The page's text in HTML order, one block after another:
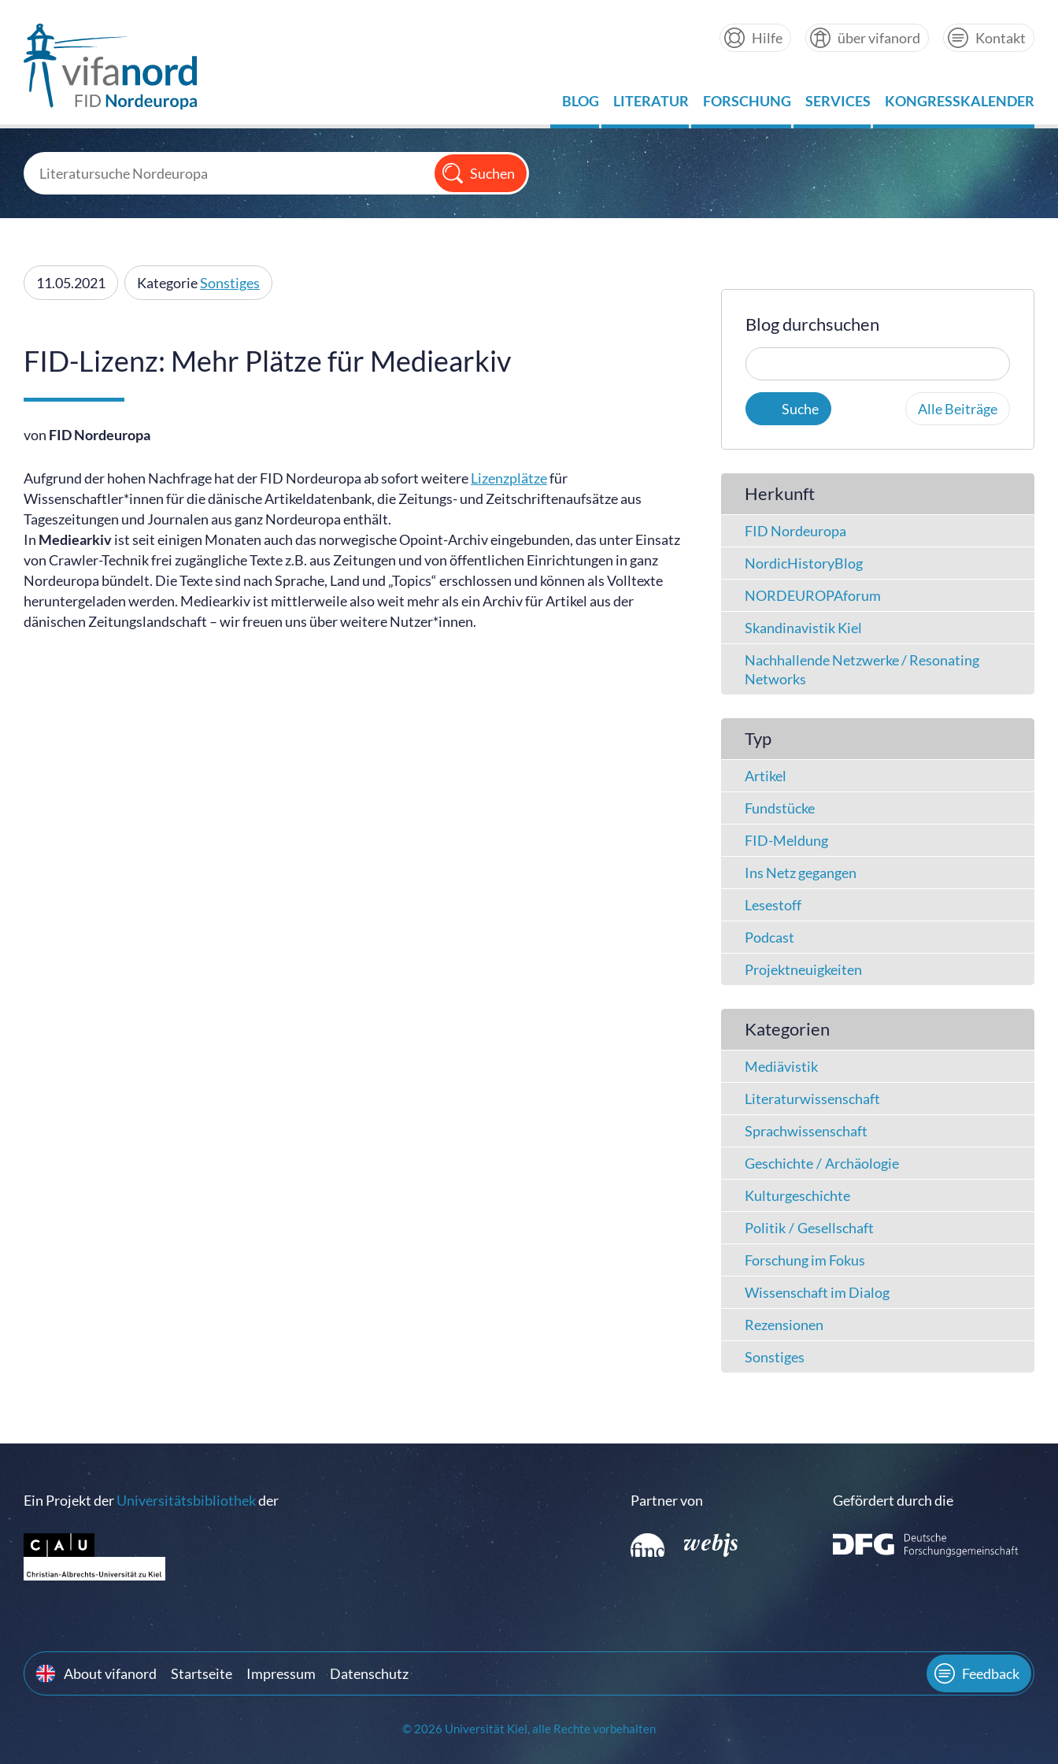
Hilfe über vifanord Kontakt
BLOG LITERATUR FORSCHUNG SERVICES KONGRESSKALENDER
11.05.2021 KategorieSonstiges
FID-Lizenz: Mehr Plätze für Mediearkiv
von FID Nordeuropa
Aufgrund der hohen Nachfrage hat der FID Nordeuropa ab sofort weitereLizenzplätzefür
Wissenschaftler*innen für die dänische Artikeldatenbank, die Zeitungs- und Zeitschriftenaufsätze aus
Tageszeitungen und Journalen aus ganz Nordeuropa enthält.
In Mediearkivist seit einigen Monaten auch das norwegische Opoint-Archiv eingebunden, das unter Einsatz
von Crawler-Technik frei zugängliche Texte z.B. aus Zeitungen und von öffentlichen Einrichtungen in ganz
Nordeuropa bündelt. Die Texte sind nach Sprache, Land und „Topics“ erschlossen und können als Volltexte
heruntergeladen werden. Mediearkiv ist mittlerweile also weit mehr als ein Archiv für Artikel aus der
dänischen Zeitungslandschaft – wir freuen uns über weitere Nutzer*innen.
Blog durchsuchen
Alle Beiträge
Herkunft
FID Nordeuropa
NordicHistoryBlog
NORDEUROPAforum
Skandinavistik Kiel
Nachhallende Netzwerke / Resonating
Networks
Typ
Artikel
Fundstücke
FID-Meldung
Ins Netz gegangen
Lesestoff
Podcast
Projektneuigkeiten
Kategorien
Mediävistik
Literaturwissenschaft
Sprachwissenschaft
Geschichte / Archäologie
Kulturgeschichte
Politik / Gesellschaft
Forschung im Fokus
Wissenschaft im Dialog
Rezensionen
Sonstiges
Ein Projekt derUniversitätsbibliothekder Partner von Gefördert durch die
Feedback
About vifanord Startseite Impressum Datenschutz
© 2026 Universität Kiel, alle Rechte vorbehalten